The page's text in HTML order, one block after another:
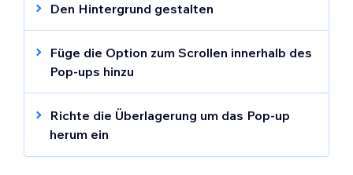
Elemente hinzufügen
Drag-and-Drop.
Die folgenden Elemente können
nicht zu einem Pop-up hinzugefügt werden:
Den Hintergrund gestalten
Symbol fürInspektor öffnen .
Wähle eine Farbe und lege unter
Hintergrund
Hintergrunds fest.
Füge die Option zum Scrollen innerhalb des
Pop-ups hinzu
Symbol fürInspektor öffnen
.
Scrolle nach unten zu
Richte die Überlagerung um das Pop-up
herum ein
Standardmäßig wird eine schwarze